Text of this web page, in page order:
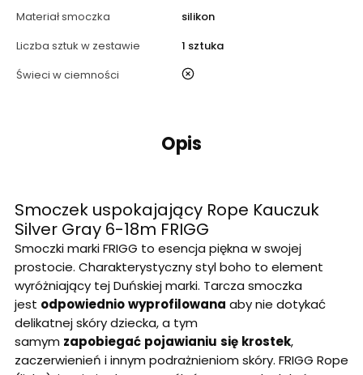
Materiał smoczka
silikon
Liczba sztuk w zestawie
1 sztuka
Świeci w ciemności
nie
Opis
Smoczek uspokajający Rope Kauczuk
Silver Gray 6-18m FRIGG
Smoczki marki FRIGG to esencja piękna w swojej
prostocie. Charakterystyczny styl boho to element
wyróżniający tej Duńskiej marki. Tarcza smoczka
jest odpowiedniowyprofilowana aby nie dotykać
delikatnej skóry dziecka, a tym
samym zapobiegać pojawianiu się krostek,
zaczerwienień i innym podrażnieniom skóry. FRIGG Rope